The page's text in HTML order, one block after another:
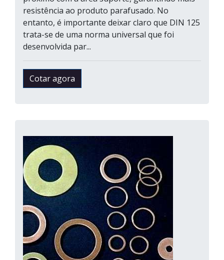
resistência ao produto parafusado. No
entanto, é importante deixar claro que DIN 125
trata-se de uma norma universal que foi
desenvolvida par...
Cotar agora